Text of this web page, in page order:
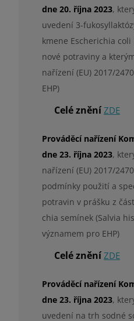
dne 20. října 2023,
uvedení 3-
kmene Escherichia
nové potraviny a
nařízení (EU) 2017/
EHP)
Celé zněníZDE
Prováděcí nařízení
dne 23. října 2023,
nařízení (EU) 2017/
podmínky použití a
potravin v prášku z
chia semínek (Salvia
významem pro EHP)
Celé zněníZDE
Prováděcí nařízení
dne 23. října 2023,
uvedení na trh sodné